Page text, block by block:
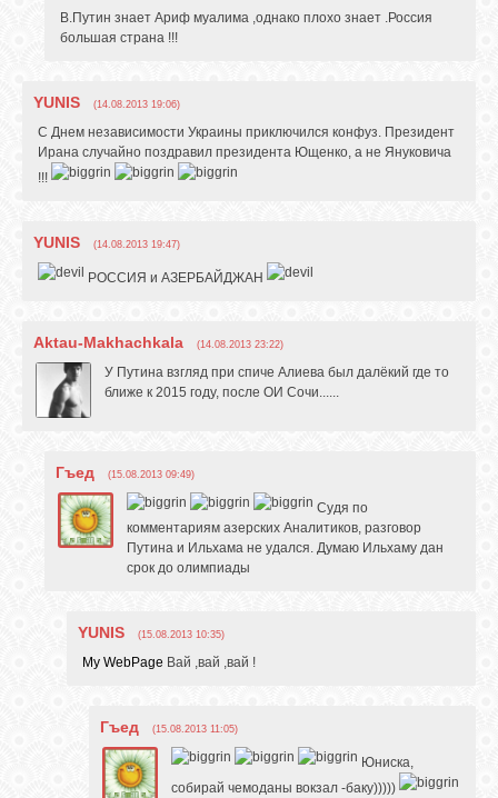
В.Путин знает Ариф муалима ,однако плохо знает .Россия
большая страна !!!
YUNIS (14.08.2013 19:06)
С Днем независимости Украины приключился конфуз. Президент
Ирана случайно поздравил президента Ющенко, а не Януковича
!!!
YUNIS (14.08.2013 19:47)
РОССИЯ и АЗЕРБАЙДЖАН
Aktau-Makhachkala (14.08.2013 23:22)
У Путина взгляд при спиче Алиева был далёкий где то
ближе к 2015 году, после ОИ Сочи......
Гъед (15.08.2013 09:49)
Судя по
комментариям азерских Аналитиков, разговор
Путина и Ильхама не удался. Думаю Ильхаму дан
срок до олимпиады
YUNIS (15.08.2013 10:35)
My WebPage Вай ,вай ,вай !
Гъед (15.08.2013 11:05)
Юниска,
собирай чемоданы вокзал -баку)))))